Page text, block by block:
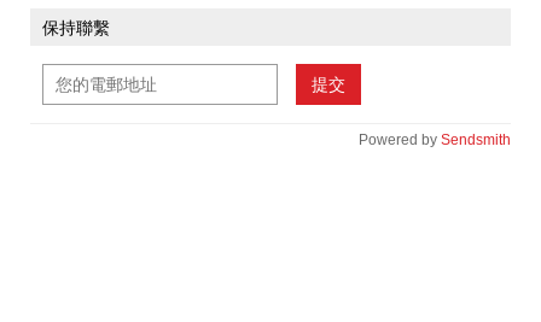
保持聯繫
提交
Powered by Sendsmith